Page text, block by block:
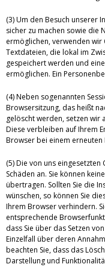
(3) Um den Besuch unserer
sicher zu machen sowie die
ermöglichen, verwenden wir
Textdateien, die lokal im
gespeichert werden und
ermöglichen. Ein
(4) Neben sogenannten
Browsersitzung, das heißt
gelöscht werden, setzen wir
Diese verbleiben auf Ihrem
Browser bei einem erneuten
(5) Die von uns
Schäden an. Sie können
übertragen. Sollten Sie die
wünschen, so können Sie
Ihrem Browser verhindern.
entsprechende
dass Sie über das Setzen
Einzelfall über deren
beachten Sie, dass das
Darstellung und